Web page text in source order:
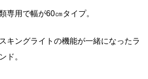
専用で幅が60㎝タイプ。
キングライトの機能が一緒になったラ
ド。